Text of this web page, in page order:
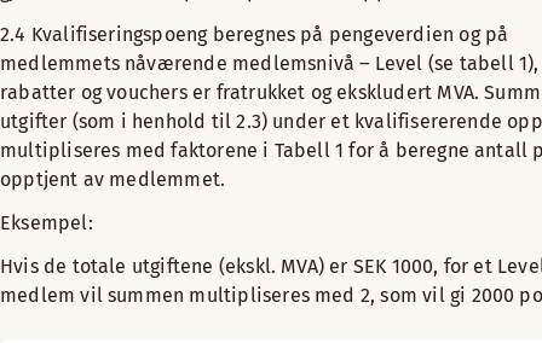
2.4 Kvalifiseringspoeng beregnes på pengeverdien og på
medlemmets nåværende medlemsnivå – Level (se tabell
rabatter og vouchers er fratrukket og ekskludert MVA.
utgifter (som i henhold til 2.3) under et kvalifisererende
multipliseres med faktorene i Tabell 1 for å beregne antall
opptjent av medlemmet.
Eksempel:
Hvis de totale utgiftene (ekskl. MVA) er SEK 1000, for et
medlem vil summen multipliseres med 2, som vil gi 2000